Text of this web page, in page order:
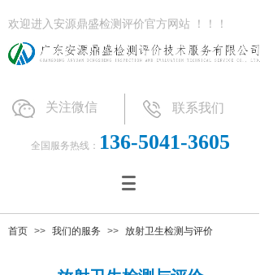
欢迎进入安源鼎盛检测评价官方网站 ！！！
关注微信 联系我们
全国服务热线： 136-5041-3605
首页 >> 我们的服务 >> 放射卫生检测与评价